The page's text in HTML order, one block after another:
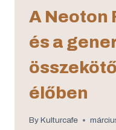
A Neoton
és a
élőben
By Kulturcafe